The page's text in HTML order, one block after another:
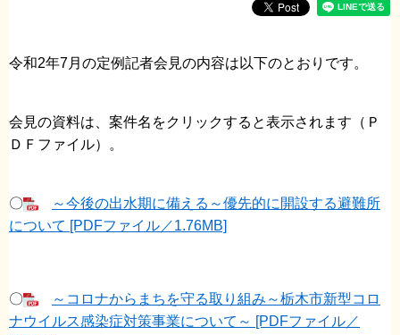
令和2年7月の定例記者会見の内容は以下のとおりです。
会見の資料は、案件名をクリックすると表示されます（Ｐ
ＤＦファイル）。
〇
～今後の出水期に備える～優先的に開設する避難所
について [PDFファイル／1.76MB]
〇
～コロナからまちを守る取り組み～栃木市新型コロ
ナウイルス感染症対策事業について～ [PDFファイル／